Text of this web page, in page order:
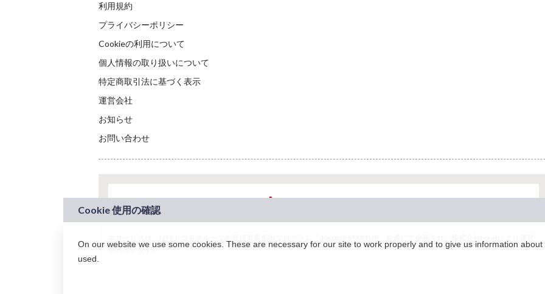
利用規約
プライバシーポリシー
Cookieの利用について
個人情報の取り扱いについて
特定商取引法に基づく表示
運営会社
お知らせ
お問い合わせ
されています。
On our website we use some cookies. These are necessary for our site to work properly and to give us information
used.